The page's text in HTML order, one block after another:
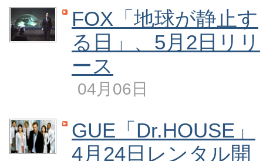
FOX「地球が静止す
る日」、5月2日リリ
ース
04月06日
GUE「Dr.HOUSE」
4月24日レンタル開